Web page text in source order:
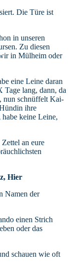
Die Türe ist
in unseren
Zu diesen
in Mülheim oder
eine Leine daran
Tage lang, dann, da
nun schnüffelt Kai-
ihre
keine Leine,
an eure
Hier
Namen der
einen Strich
oder das
schauen wie oft